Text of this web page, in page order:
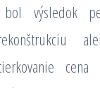
výsledok